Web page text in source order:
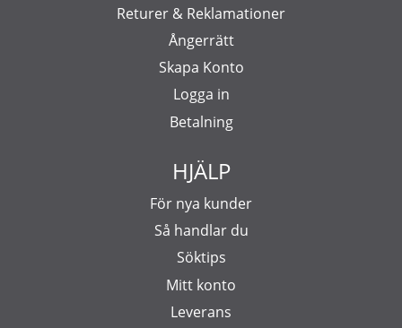
Returer & Reklamationer
Ångerrätt
Skapa Konto
Logga in
Betalning
HJÄLP
För nya kunder
Så handlar du
Söktips
Mitt konto
Leverans